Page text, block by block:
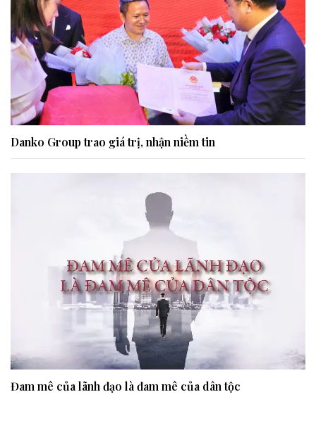
Danko Group trao giá trị, nhận niềm tin
Đam mê của lãnh đạo là đam mê của dân tộc